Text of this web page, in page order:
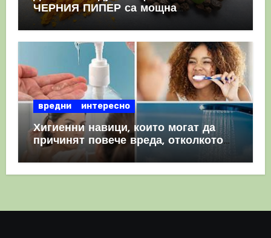
ЧЕРНИЯ ПИПЕР са мощна
комбинация
вредни интересно
Хигиенни навици, които могат да
причинят повече вреда, отколкото
полза